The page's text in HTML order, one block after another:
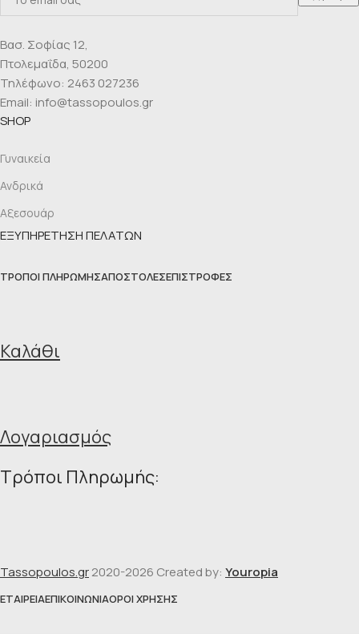
Βασ. Σοφίας 12,
Πτολεμαΐδα, 50200
Τηλέφωνο: 2463 027236
Email: info@tassopoulos.gr
SHOP
Γυναικεία
Ανδρικά
Αξεσουάρ
ΕΞΥΠΗΡΕΤΗΣΗ ΠΕΛΑΤΩΝ
ΤΡΌΠΟΙ ΠΛΗΡΩΜΉΣΑΠΟΣΤΟΛΈΣΕΠΙΣΤΡΟΦΈΣ
Καλάθι
Λογαριασμός
Τρόποι Πληρωμής:
Tassopoulos.gr2020-2026 Created by: Youropia
ΕΤΑΙΡΕΊΑΕΠΙΚΟΙΝΩΝΊΑΌΡΟΙ ΧΡΉΣΗΣ